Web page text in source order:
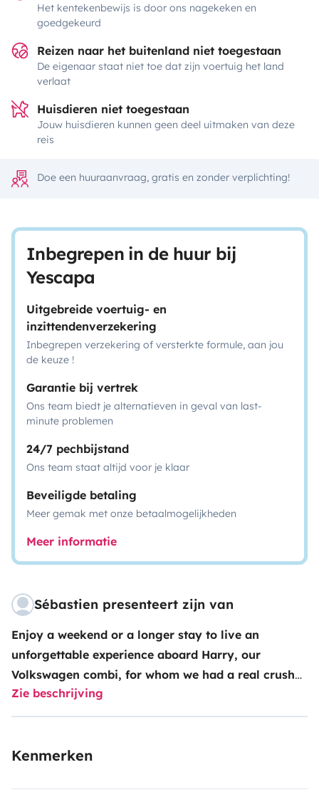
Het kentekenbewijs is door ons nagekeken en
goedgekeurd
Reizen naar het buitenland niet toegestaan
De eigenaar staat niet toe dat zijn voertuig het land
verlaat
Huisdieren niet toegestaan
Jouw huisdieren kunnen geen deel uitmaken van deze
reis
Doe een huuraanvraag, gratis en zonder verplichting!
Inbegrepen in de huur bij
Yescapa
Uitgebreide voertuig- en
inzittendenverzekering
Inbegrepen verzekering of versterkte formule, aan jou
de keuze !
Garantie bij vertrek
Ons team biedt je alternatieven in geval van last-
minute problemen
24/7 pechbijstand
Ons team staat altijd voor je klaar
Beveiligde betaling
Meer gemak met onze betaalmogelijkheden
Meer informatie
Sébastien presenteert zijn van
Enjoy a weekend or a longer stay to live an
unforgettable experience aboard Harry, our
Volkswagen combi, for whom we had a real crush
!Take the road in this mythical and friendly vehicle to
discover our region and enjoy, you too, simple, friendly
Montpellier, your starting point will allow you a
Zie beschrijving
Kenmerken